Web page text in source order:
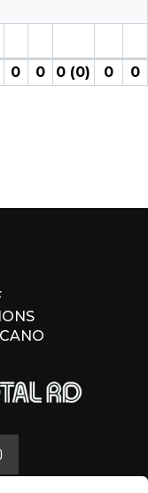
0 0 0 (0) 0 0